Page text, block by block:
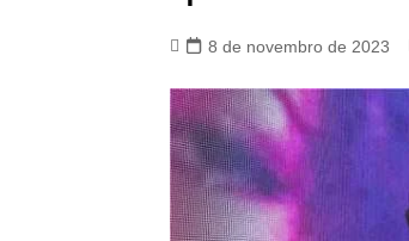
8 de novembro de 2023